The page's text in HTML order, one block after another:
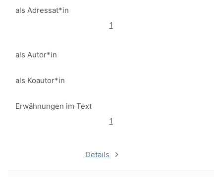
als Adressat*in
1
als Autor*in
als Koautor*in
Erwähnungen im Text
1
Details